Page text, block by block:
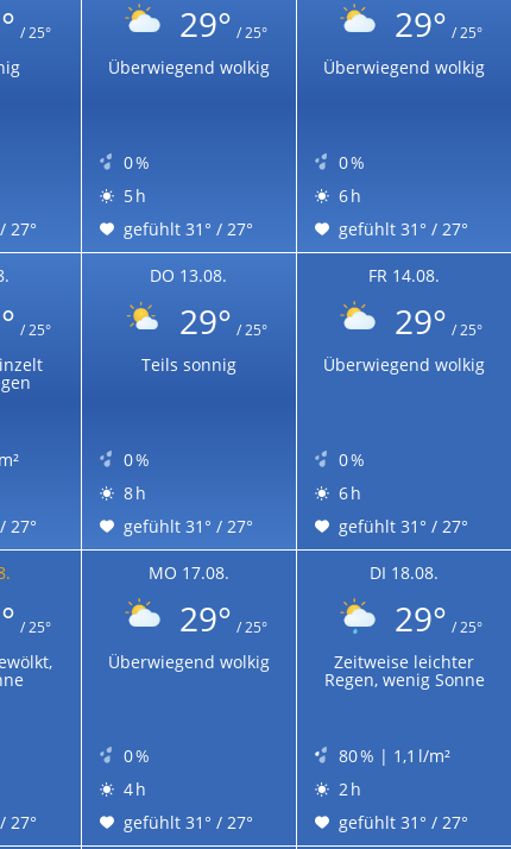
/ 25°
27°
29° / 25°
Überwiegend wolkig
0 %
5 h
gefühlt 31° / 27°
29° / 25°
Überwiegend wolkig
0 %
6 h
gefühlt 31° / 27°
/ 25°
27°
DO 13.08.
29° / 25°
Teils sonnig
0 %
8 h
gefühlt 31° / 27°
FR 14.08.
29° / 25°
Überwiegend wolkig
0 %
6 h
gefühlt 31° / 27°
/ 25°
27°
MO 17.08.
29° / 25°
Überwiegend wolkig
0 %
4 h
gefühlt 31° / 27°
DI 18.08.
29° / 25°
Zeitweise leichter
Regen, wenig Sonne
80 % | 1,1 l/m²
2 h
gefühlt 31° / 27°
Zur Sonnenscheindauerkarte